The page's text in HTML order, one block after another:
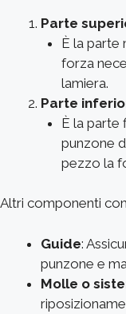
Parte
È la parte
forza
lamiera.
Parte
È la parte
punzone
pezzo la
Altri componenti
Guide:
punzone e
Molle o